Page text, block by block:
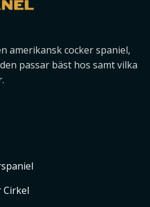
amerikansk cocker spaniel,
passar bäst hos samt vilka
Cirkel